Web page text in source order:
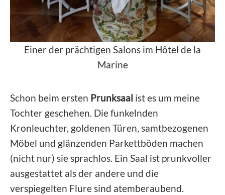
Einer der prächtigen Salons im Hôtel de la
Marine
Schon beim ersten Prunksaal ist es um meine
Tochter geschehen. Die funkelnden
Kronleuchter, goldenen Türen, samtbezogenen
Möbel und glänzenden Parkettböden machen
(nicht nur) sie sprachlos. Ein Saal ist prunkvoller
ausgestattet als der andere und die
verspiegelten Flure sind atemberaubend.